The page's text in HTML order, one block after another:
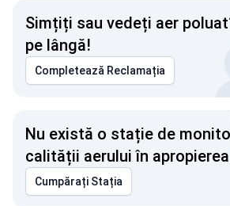
Simțiți sau vedeți aer
pe lângă!
Completează Reclamația
Nu există o stație de
calității aerului în
Cumpărați Stația